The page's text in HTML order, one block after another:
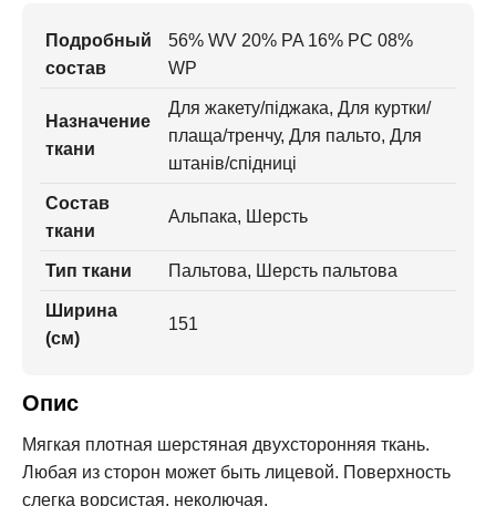
Подробный
состав
56% WV 20% PA 16% PC 08%
WP
Назначение
ткани
Для жакету/піджака, Для куртки/
плаща/тренчу, Для пальто, Для
штанів/спідниці
Состав
ткани
Альпака, Шерсть
Тип ткани Пальтова, Шерсть пальтова
Ширина
(см)
151
Опис
Мягкая плотная шерстяная двухсторонняя ткань.
Любая из сторон может быть лицевой. Поверхность
слегка ворсистая, неколючая.